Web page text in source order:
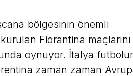
bölgesinin önemli
Fiorantina
oynuyor. İtalya
zaman zaman